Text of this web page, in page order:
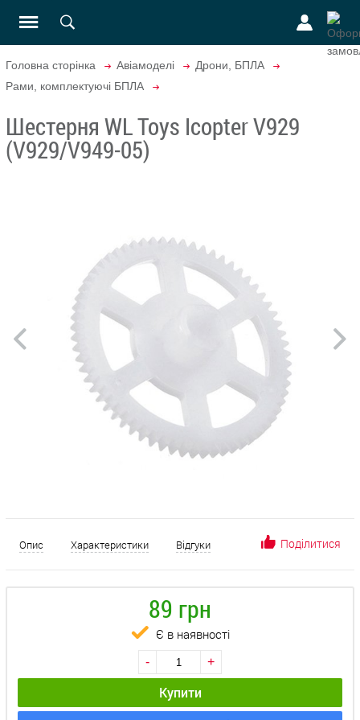
Головна сторінка Авіамоделі
Дрони, БПЛА
Рами, комплектуючі БПЛА
Шестерня WL Toys Icopter V929
(V929/V949-05)
Опис Характеристики Відгуки Поділитися
89 грн
Є в наявності
- +
Купити